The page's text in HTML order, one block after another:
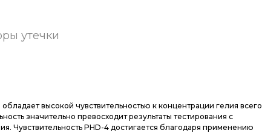
высокой чувствительностью к концентрации гелия
значительно превосходит результаты тестирования с
Чувствительность PHD-4 достигается благодаря применению
утечки